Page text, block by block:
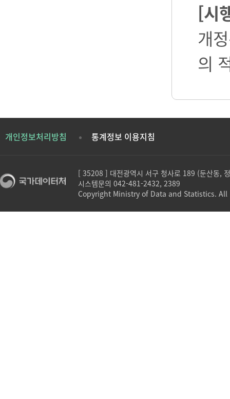
[시
개
의
개인정보처리방침 통계정보 이용지침
[ 35208 ] 대전광역시 서구 청사로 189 (둔산동,
시스템문의 042-481-2432, 2389
Copyright Ministry of Data and Statistics.